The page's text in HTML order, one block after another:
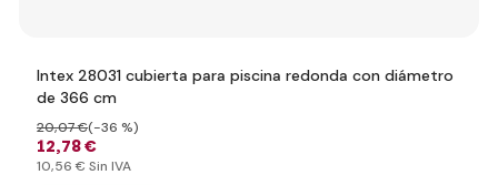
Intex 28031 cubierta para piscina redonda con diámetro
de 366 cm
12,78 €
20,07 €(-36 %)
10,56 € Sin IVA